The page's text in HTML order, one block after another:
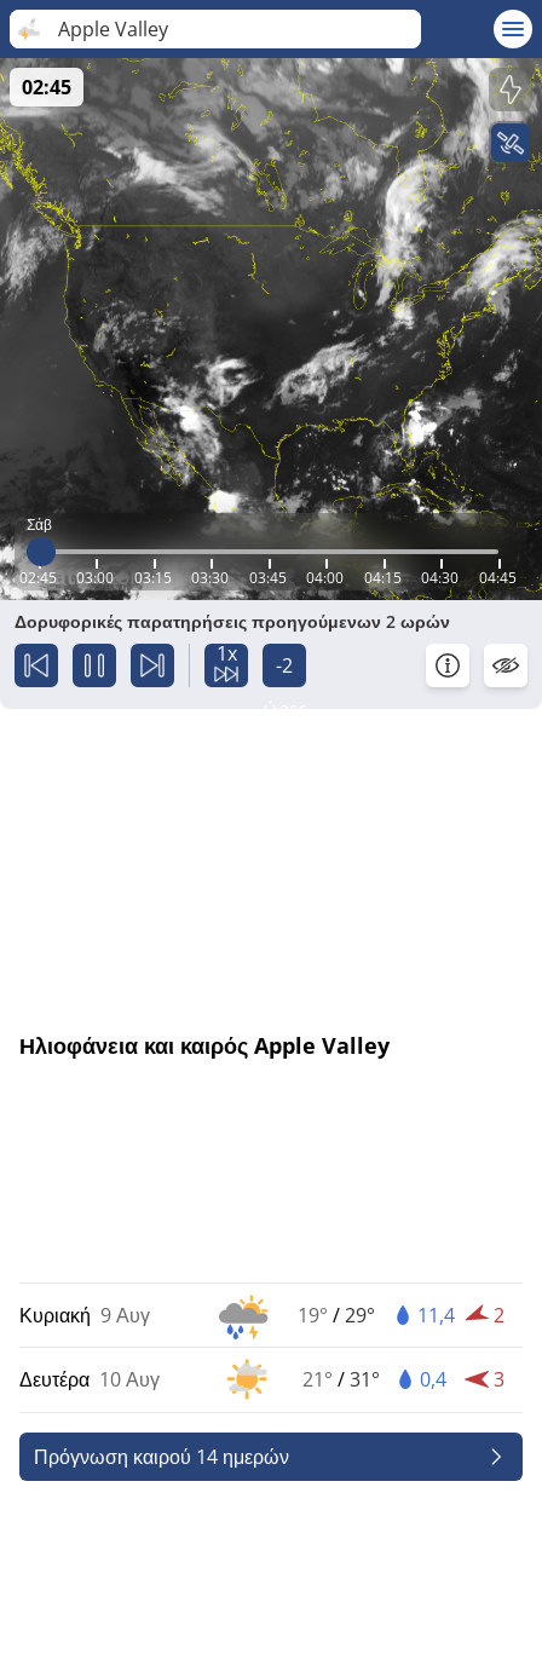
Apple Valley
Σάβ
02:45 03:00 03:15 03:30 03:45 04:00 04:15 04:30 04:45
02:45
Δορυφορικές παρατηρήσεις προηγούμενων 2 ωρών
1x
-2
Ηλιοφάνεια και καιρός Apple Valley
Κυριακή 9 Αυγ 19° /29° 11,4 2
Δευτέρα 10 Αυγ 21° /31° 0,4 3
Πρόγνωση καιρού 14 ημερών